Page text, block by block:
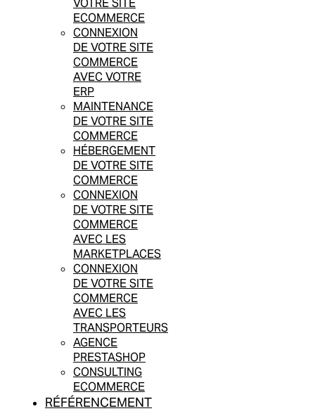
VOTRE SITE
ECOMMERCE
CONNEXION
DE VOTRE SITE
COMMERCE
AVEC VOTRE
ERP
MAINTENANCE
DE VOTRE SITE
COMMERCE
HÉBERGEMENT
DE VOTRE SITE
COMMERCE
CONNEXION
DE VOTRE SITE
COMMERCE
AVEC LES
MARKETPLACES
CONNEXION
DE VOTRE SITE
COMMERCE
AVEC LES
TRANSPORTEURS
AGENCE
PRESTASHOP
CONSULTING
ECOMMERCE
RÉFÉRENCEMENT